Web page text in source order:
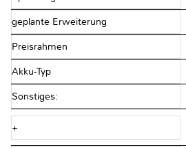
geplante Erweiterung
Preisrahmen
Akku-Typ
Sonstiges:
+